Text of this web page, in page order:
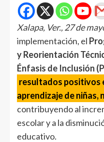
Xalapa, Ver., 27 de
implementación, el
y Reorientación
Énfasis de Inclusión
resultados positivos
aprendizaje de niñas,
contribuyendo al
escolar y a la
educativo.